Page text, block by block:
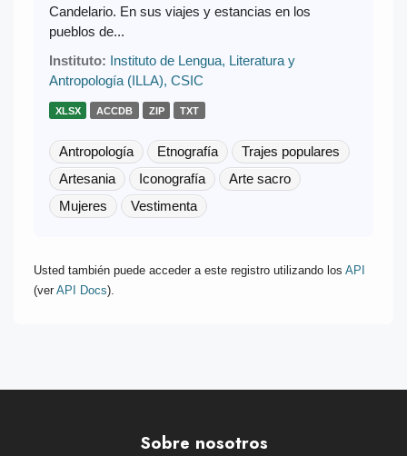
Candelario. En sus viajes y estancias en los
pueblos de...
Instituto: Instituto de Lengua, Literatura y
Antropología (ILLA), CSIC
XLSX ACCDB ZIP TXT
Antropología Etnografía
Trajes populares
Artesania
Iconografía
Arte sacro
Mujeres
Vestimenta
Usted también puede acceder a este registro utilizando los API
(ver API Docs).
Sobre nosotros